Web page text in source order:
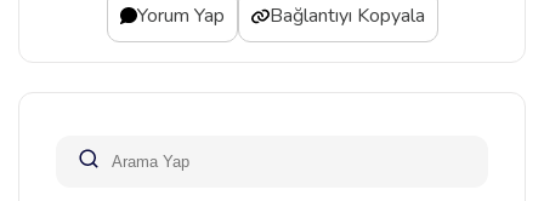
Yorum Yap Bağlantıyı Kopyala